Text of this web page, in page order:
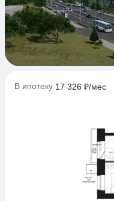
В ипотеку 17 326 ₽/мес